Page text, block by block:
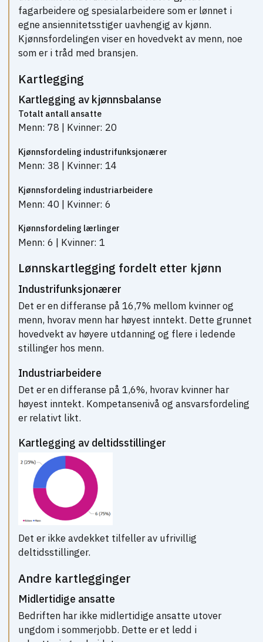
fagarbeidere og spesialarbeidere som er lønnet i
egne ansiennitetsstiger uavhengig av kjønn.
Kjønnsfordelingen viser en hovedvekt av menn, noe
som er i tråd med bransjen.
Kartlegging
Kartlegging av kjønnsbalanse
Totalt antall ansatte
Menn: 78 | Kvinner: 20
Kjønnsfordeling industrifunksjonærer
Menn: 38 | Kvinner: 14
Kjønnsfordeling industriarbeidere
Menn: 40 | Kvinner: 6
Kjønnsfordeling lærlinger
Menn: 6 | Kvinner: 1
Lønnskartlegging fordelt etter kjønn
Industrifunksjonærer
Det er en differanse på 16,7% mellom kvinner og
menn, hvorav menn har høyest inntekt. Dette grunnet
hovedvekt av høyere utdanning og flere i ledende
stillinger hos menn.
Industriarbeidere
Det er en differanse på 1,6%, hvorav kvinner har
høyest inntekt. Kompetansenivå og ansvarsfordeling
er relativt likt.
Kartlegging av deltidsstillinger
Det er ikke avdekket tilfeller av ufrivillig
deltidsstillinger.
Andre kartlegginger
Midlertidige ansatte
Bedriften har ikke midlertidige ansatte utover
ungdom i sommerjobb. Dette er et ledd i